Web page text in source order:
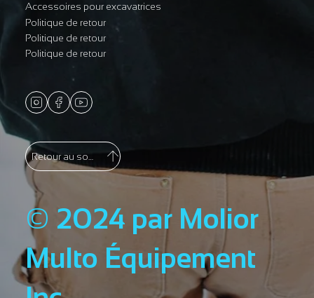
Accessoires pour excavatrices
Politique de retour
Politique de retour
Politique de retour
© 2024 par Molior
Multo Équipement